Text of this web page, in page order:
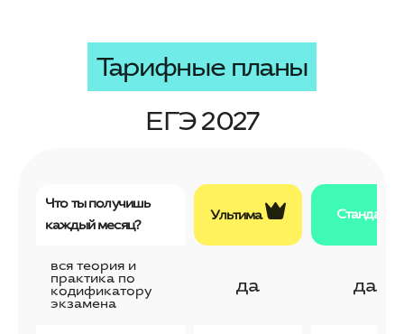
Тарифные планы
ЕГЭ 2027
Что ты получишь
каждый месяц?
Ультима Стандарт
вся теория и
практика по
кодификатору
экзамена
да да